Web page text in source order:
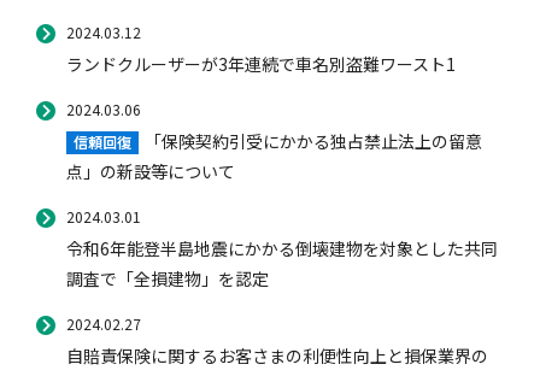
傷害保険
医療・介護保険
個人賠償責任保険
風水雪災等による損害を補償する損害保険
規範、方針、指針・基準、ガイドライン等
採用情報
所在地（本部・支部）
損害保険お役立ち情報
お客様の声を受けた取り組み
保険金の支払状況（第三分野）
会員会社等一覧
「損害保険登録鑑定人」認定試験
アジャスター試験
医療研修
交通事故医療研究助成
統計
刊行物・報告書
お知らせトップ
最新情報
協会ニュースリリース
会員各社ニュースリリース
相談・通報等窓口
相談・通報等窓口トップ
損害保険の相談窓口
自然災害損保契約のご照会
English
2024.03.12
ランドクルーザーが3年連続で車名別盗難ワースト1
2024.03.06
信頼回復
「保険契約引受にかかる独占禁止法上の留意
点」の新設等について
2024.03.01
令和6年能登半島地震にかかる倒壊建物を対象とした共同
調査で「全損建物」を認定
2024.02.27
自賠責保険に関するお客さまの利便性向上と損保業界の